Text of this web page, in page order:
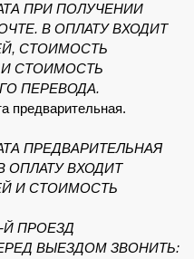
ПРИ ПОЛУЧЕНИИ
В ОПЛАТУ ВХОДИТ
СТОИМОСТЬ
СТОИМОСТЬ
ПЕРЕВОДА.
предварительная.
ПРЕДВАРИТЕЛЬНАЯ
ОПЛАТУ ВХОДИТ
И СТОИМОСТЬ
Й ПРОЕЗД
ВЫЕЗДОМ ЗВОНИТЬ: